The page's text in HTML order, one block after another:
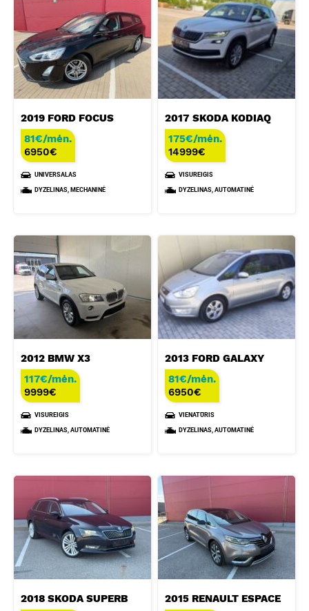
2019 FORD FOCUS
81€/mėn.
6950€
UNIVERSALAS
DYZELINAS, MECHANINĖ
2017 SKODA KODIAQ
175€/mėn.
14999€
VISUREIGIS
DYZELINAS, AUTOMATINĖ
2012 BMW X3
117€/mėn.
9999€
VISUREIGIS
DYZELINAS, AUTOMATINĖ
2013 FORD GALAXY
81€/mėn.
6950€
VIENATŪRIS
DYZELINAS, AUTOMATINĖ
2018 SKODA SUPERB
2015 RENAULT ESPACE